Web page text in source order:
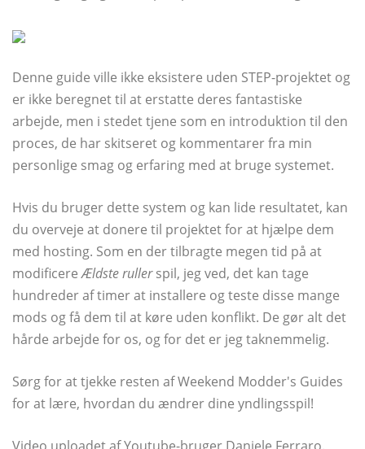
Denne guide ville ikke eksistere uden STEP-projektet og
er ikke beregnet til at erstatte deres fantastiske
arbejde, men i stedet tjene som en introduktion til den
proces, de har skitseret og kommentarer fra min
personlige smag og erfaring med at bruge systemet.
Hvis du bruger dette system og kan lide resultatet, kan
du overveje at donere til projektet for at hjælpe dem
med hosting. Som en der tilbragte megen tid på at
modificereÆldste rullerspil, jeg ved, det kan tage
hundreder af timer at installere og teste disse mange
mods og få dem til at køre uden konflikt. De gør alt det
hårde arbejde for os, og for det er jeg taknemmelig.
Sørg for at tjekke resten af ​​Weekend Modder's Guides
for at lære, hvordan du ændrer dine yndlingsspil!